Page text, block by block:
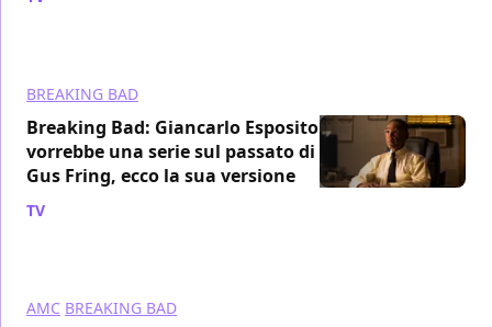
BREAKING BAD
Breaking Bad: Giancarlo Esposito
vorrebbe una serie sul passato di
Gus Fring, ecco la sua versione
TV
AMC BREAKING BAD